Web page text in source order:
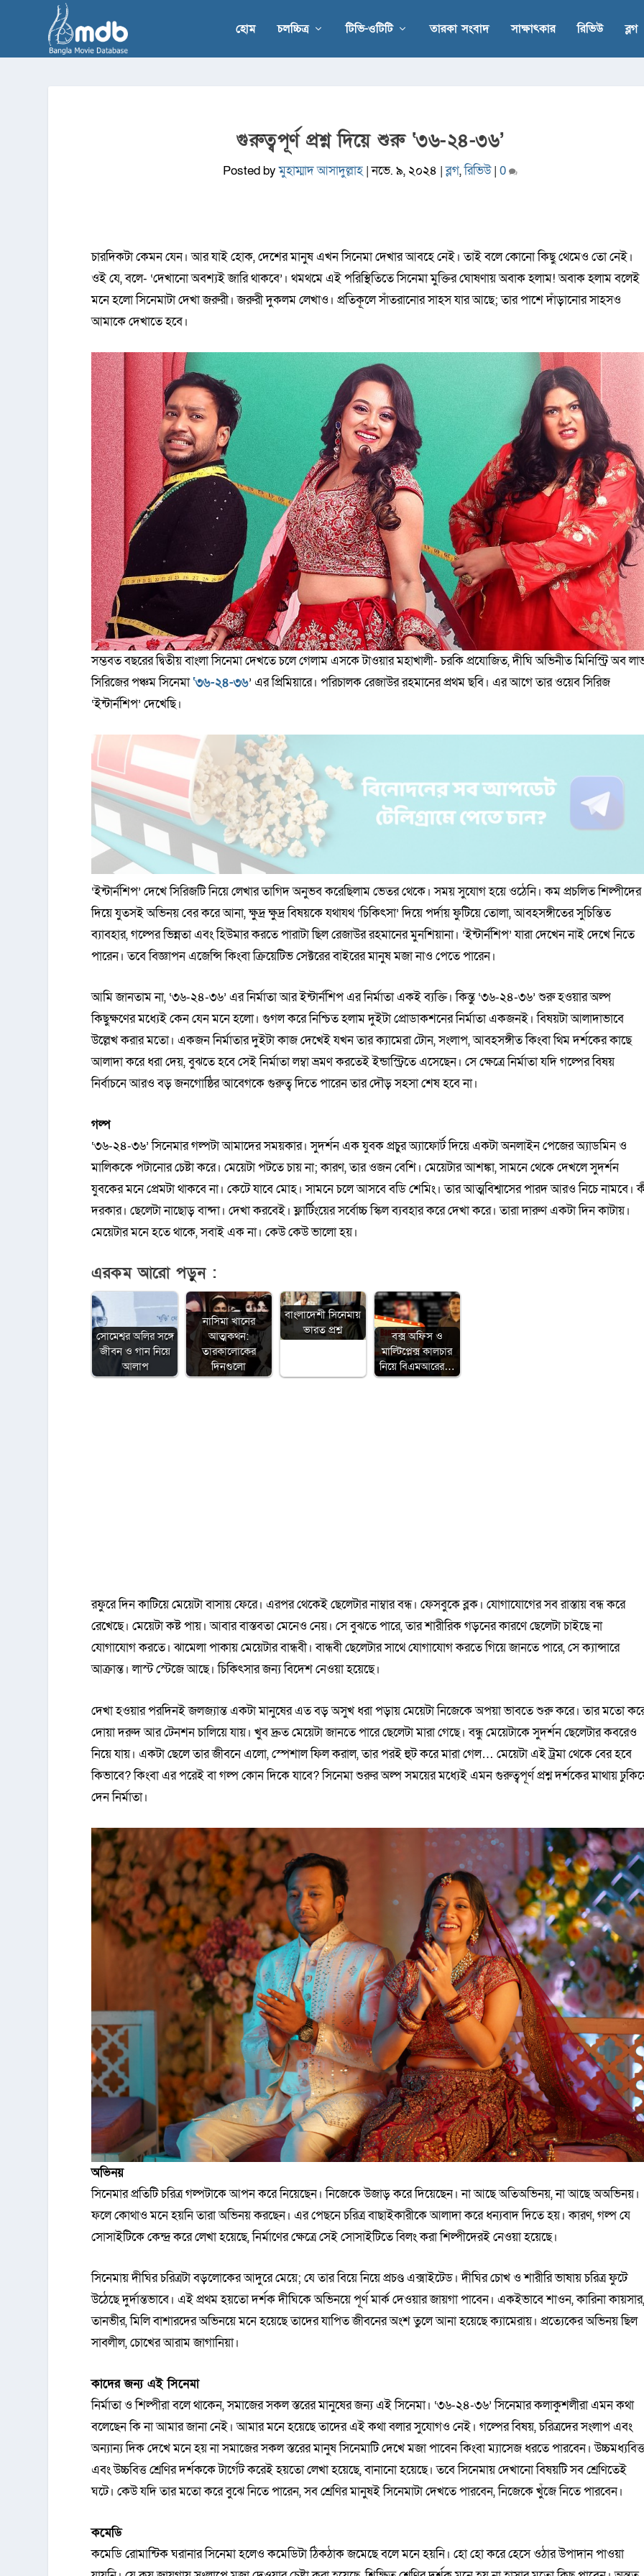
হোম চলচ্চিত্র টিভি-ওটিটি তারকা সংবাদ সাক্ষাৎকার রিভিউ ব্লগ
গুরুত্বপূর্ণ প্রশ্ন দিয়ে শুরু ‘৩৬-২৪-৩৬’
Posted byমুহাম্মাদ আসাদুল্লাহ|নভে. ৯, ২০২৪ |ব্লগ,রিভিউ| 0
চারদিকটা কেমন যেন। আর যাই হোক, দেশের মানুষ এখন সিনেমা দেখার আবহে নেই। তাই বলে কোনো কিছু থেমেও তো নেই।
ওই যে, বলে- ‘দেখানো অবশ্যই জারি থাকবে’। থমথমে এই পরিস্থিতিতে সিনেমা মুক্তির ঘোষণায় অবাক হলাম! অবাক হলাম বলেই
মনে হলো সিনেমাটা দেখা জরুরী। জরুরী দুকলম লেখাও। প্রতিকূলে সাঁতরানোর সাহস যার আছে; তার পাশে দাঁড়ানোর সাহসও
আমাকে দেখাতে হবে।
সম্ভবত বছরের দ্বিতীয় বাংলা সিনেমা দেখতে চলে গেলাম এসকে টাওয়ার মহাখালী- চরকি প্রযোজিত, দীঘি অভিনীত মিনিস্ট্রি অব
সিরিজের পঞ্চম সিনেমা‘৩৬-২৪-৩৬’ এর প্রিমিয়ারে। পরিচালক রেজাউর রহমানের প্রথম ছবি। এর আগে তার ওয়েব সিরিজ
‘ইন্টার্নশিপ’ দেখেছি।
‘ইন্টার্নশিপ’ দেখে সিরিজটি নিয়ে লেখার তাগিদ অনুভব করেছিলাম ভেতর থেকে। সময় সুযোগ হয়ে ওঠেনি। কম প্রচলিত শিল্পীদের
দিয়ে যুতসই অভিনয় বের করে আনা, ক্ষুদ্র ক্ষুদ্র বিষয়কে যথাযথ ‘চিকিৎসা’ দিয়ে পর্দায় ফুটিয়ে তোলা, আবহসঙ্গীতের সুচিন্তিত
ব্যাবহার, গল্পের ভিন্নতা এবং হিউমার করতে পারাটা ছিল রেজাউর রহমানের মুনশিয়ানা। ‘ইন্টার্নশিপ’ যারা দেখেন নাই দেখে নিতে
পারেন। তবে বিজ্ঞাপন এজেন্সি কিংবা ক্রিয়েটিভ সেক্টরের বাইরের মানুষ মজা নাও পেতে পারেন।
আমি জানতাম না, ‘৩৬-২৪-৩৬’ এর নির্মাতা আর ইন্টার্নশিপ এর নির্মাতা একই ব্যক্তি। কিন্তু ‘৩৬-২৪-৩৬’ শুরু হওয়ার অল্প
কিছুক্ষণের মধ্যেই কেন যেন মনে হলো। গুগল করে নিশ্চিত হলাম দুইটা প্রোডাকশনের নির্মাতা একজনই। বিষয়টা আলাদাভাবে
উল্লেখ করার মতো। একজন নির্মাতার দুইটা কাজ দেখেই যখন তার ক্যামেরা টোন, সংলাপ, আবহসঙ্গীত কিংবা থিম দর্শকের কাছে
আলাদা করে ধরা দেয়, বুঝতে হবে সেই নির্মাতা লম্বা ভ্রমণ করতেই ইন্ডাস্ট্রিতে এসেছেন। সে ক্ষেত্রে নির্মাতা যদি গল্পের বিষয়
নির্বাচনে আরও বড় জনগোষ্ঠির আবেগকে গুরুত্ব দিতে পারেন তার দৌড় সহসা শেষ হবে না।
গল্প
‘৩৬-২৪-৩৬’ সিনেমার গল্পটা আমাদের সময়কার। সুদর্শন এক যুবক প্রচুর অ্যাফোর্ট দিয়ে একটা অনলাইন পেজের অ্যাডমিন ও
মালিককে পটানোর চেষ্টা করে। মেয়েটা পটতে চায় না; কারণ, তার ওজন বেশি। মেয়েটার আশঙ্কা, সামনে থেকে দেখলে সুদর্শন
যুবকের মনে প্রেমটা থাকবে না। কেটে যাবে মোহ। সামনে চলে আসবে বডি শেমিং। তার আত্মবিশ্বাসের পারদ আরও নিচে নামবে।
দরকার। ছেলেটা নাছোড় বান্দা। দেখা করবেই। ফ্লার্টিংয়ের সর্বোচ্চ স্কিল ব্যবহার করে দেখা করে। তারা দারুণ একটা দিন কাটায়।
মেয়েটার মনে হতে থাকে, সবাই এক না। কেউ কেউ ভালো হয়।
এরকম আরো পড়ুন :
সোমেশ্বর অলির সঙ্গে
জীবন ও গান নিয়ে
আলাপ
নাসিমা খানের
আত্মকথন:
তারকালোকের
দিনগুলো
বাংলাদেশী সিনেমায়
ভারত প্রশ্ন
বক্স অফিস ও
মাল্টিপ্লেক্স কালচার
নিয়ে বিএমআরের…
রফুরে দিন কাটিয়ে মেয়েটা বাসায় ফেরে। এরপর থেকেই ছেলেটার নাম্বার বন্ধ। ফেসবুকে ব্লক। যোগাযোগের সব রাস্তায় বন্ধ করে
রেখেছে। মেয়েটা কষ্ট পায়। আবার বাস্তবতা মেনেও নেয়। সে বুঝতে পারে, তার শারীরিক গড়নের কারণে ছেলেটা চাইছে না
যোগাযোগ করতে। ঝামেলা পাকায় মেয়েটার বান্ধবী। বান্ধবী ছেলেটার সাথে যোগাযোগ করতে গিয়ে জানতে পারে, সে ক্যান্সারে
আক্রান্ত। লাস্ট স্টেজে আছে। চিকিৎসার জন্য বিদেশ নেওয়া হয়েছে।
দেখা হওয়ার পরদিনই জলজ্যান্ত একটা মানুষের এত বড় অসুখ ধরা পড়ায় মেয়েটা নিজেকে অপয়া ভাবতে শুরু করে। তার মতো
দোয়া দরুদ আর টেনশন চালিয়ে যায়। খুব দ্রুত মেয়েটা জানতে পারে ছেলেটা মারা গেছে। বন্ধু মেয়েটাকে সুদর্শন ছেলেটার কবরেও
নিয়ে যায়। একটা ছেলে তার জীবনে এলো, স্পেশাল ফিল করাল, তার পরই হুট করে মারা গেল… মেয়েটা এই ট্রমা থেকে বের হবে
কিভাবে? কিংবা এর পরেই বা গল্প কোন দিকে যাবে? সিনেমা শুরুর অল্প সময়ের মধ্যেই এমন গুরুত্বপূর্ণ প্রশ্ন দর্শকের মাথায়
দেন নির্মাতা।
অভিনয়
সিনেমার প্রতিটি চরিত্র গল্পটাকে আপন করে নিয়েছেন। নিজেকে উজাড় করে দিয়েছেন। না আছে অতিঅভিনয়, না আছে অঅভিনয়।
ফলে কোথাও মনে হয়নি তারা অভিনয় করছেন। এর পেছনে চরিত্র বাছাইকারীকে আলাদা করে ধন্যবাদ দিতে হয়। কারণ, গল্প যে
সোসাইটিকে কেন্দ্র করে লেখা হয়েছে, নির্মাণের ক্ষেত্রে সেই সোসাইটিতে বিলং করা শিল্পীদেরই নেওয়া হয়েছে।
সিনেমায় দীঘির চরিত্রটা বড়লোকের আদুরে মেয়ে; যে তার বিয়ে নিয়ে প্রচণ্ড এক্সাইটেড। দীঘির চোখ ও শারীরি ভাষায় চরিত্র ফুটে
উঠেছে দুর্দান্তভাবে। এই প্রথম হয়তো দর্শক দীঘিকে অভিনয়ে পূর্ণ মার্ক দেওয়ার জায়গা পাবেন। একইভাবে শাওন, কারিনা
তানভীর, মিলি বাশারদের অভিনয়ে মনে হয়েছে তাদের যাপিত জীবনের অংশ তুলে আনা হয়েছে ক্যামেরায়। প্রত্যেকের অভিনয় ছিল
সাবলীল, চোখের আরাম জাগানিয়া।
কাদের জন্য এই সিনেমা
নির্মাতা ও শিল্পীরা বলে থাকেন, সমাজের সকল স্তরের মানুষের জন্য এই সিনেমা। ‘৩৬-২৪-৩৬’ সিনেমার কলাকুশলীরা এমন কথা
বলেছেন কি না আমার জানা নেই। আমার মনে হয়েছে তাদের এই কথা বলার সুযোগও নেই। গল্পের বিষয়, চরিত্রদের সংলাপ এবং
অন্যান্য দিক দেখে মনে হয় না সমাজের সকল স্তরের মানুষ সিনেমাটি দেখে মজা পাবেন কিংবা ম্যাসেজ ধরতে পারবেন।
এবং উচ্চবিত্ত শ্রেণির দর্শককে টার্গেট করেই হয়তো লেখা হয়েছে, বানানো হয়েছে। তবে সিনেমায় দেখানো বিষয়টি সব শ্রেণিতেই
ঘটে। কেউ যদি তার মতো করে বুঝে নিতে পারেন, সব শ্রেণির মানুষই সিনেমাটা দেখতে পারবেন, নিজেকে খুঁজে নিতে পারবেন।
কমেডি
কমেডি রোমান্টিক ঘরানার সিনেমা হলেও কমেডিটা ঠিকঠাক জমেছে বলে মনে হয়নি। হো হো করে হেসে ওঠার উপাদান পাওয়া